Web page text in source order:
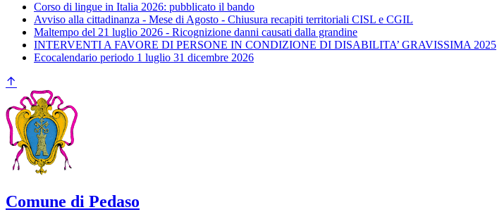
Corso di lingue in Italia 2026: pubblicato il bando
Avviso alla cittadinanza - Mese di Agosto - Chiusura recapiti territoriali CISL e CGIL
Maltempo del 21 luglio 2026 - Ricognizione danni causati dalla grandine
INTERVENTI A FAVORE DI PERSONE IN CONDIZIONE DI DISABILITA’ GRAVISSIMA 2025
Ecocalendario periodo 1 luglio 31 dicembre 2026
Comune di Pedaso